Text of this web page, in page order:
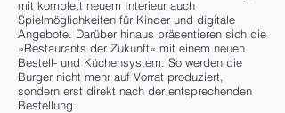
mit komplett neuem Interieur auch
Spielmöglichkeiten für Kinder und digitale
Angebote. Darüber hinaus präsentieren sich die
»Restaurants der Zukunft« mit einem neuen
Bestell- und Küchensystem. So werden die
Burger nicht mehr auf Vorrat produziert,
sondern erst direkt nach der entsprechenden
Bestellung.